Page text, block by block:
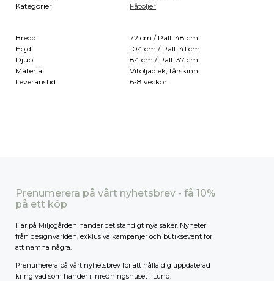
Kategorier
Fåtöljer
Bredd
72 cm / Pall: 48 cm
Höjd
104 cm / Pall: 41 cm
Djup
84 cm / Pall: 37 cm
Material
Vitoljad ek, fårskinn
Leveranstid
6-8 veckor
Prenumerera på vårt nyhetsbrev - få 10%
på ett köp
Här på Miljögården händer det ständigt nya saker. Nyheter
från designvärlden, exklusiva kampanjer och butiksevent för
att nämna några.
Prenumerera på vårt nyhetsbrev för att hålla dig uppdaterad
kring vad som händer i inredningshuset i Lund.